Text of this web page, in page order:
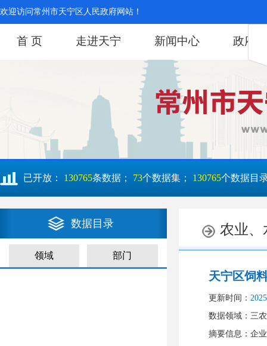
欢迎访问常州市天宁区人民政府网站！
首 页 走进天宁 新闻中心 政府
已开放： 130765条数据； 73个数据集； 130765个数据目
数据目录
领域 部门